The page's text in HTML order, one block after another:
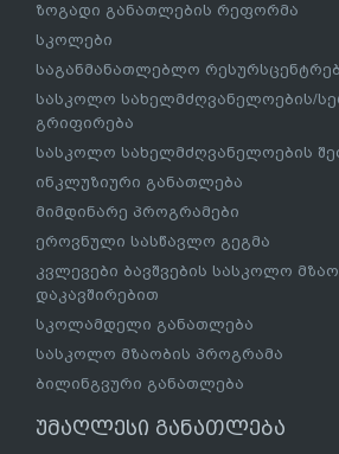
ზოგადი განათლების რეფორმა
სკოლები
საგანმანათლებლო
სასკოლო სახელმძღვანელოების/
გრიფირება
სასკოლო სახელმძღვანელოების
ინკლუზიური განათლება
მიმდინარე პროგრამები
ეროვნული სასწავლო გეგმა
კვლევები ბავშვების სასკოლო
დაკავშირებით
სკოლამდელი განათლება
სასკოლო მზაობის პროგრამა
ბილინგვური განათლება
უმაღლესი განათლება